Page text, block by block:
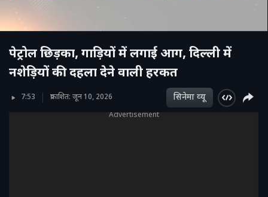
पेट्रोल छिड़का, गाड़ियों में लगाई आग, दिल्ली में
नशेड़ियों की दहला देने वाली हरकत
7:53 प्रकाशित: जून 10, 2026 सिनेमा व्‍यू
Advertisement